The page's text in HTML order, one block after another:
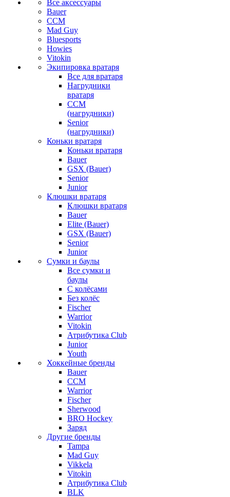
Все аксессуары
Bauer
CCM
Mad Guy
Bluesports
Howies
Vitokin
Экипировка вратаря
Все для вратаря
Нагрудники
вратаря
CCM
(нагрудники)
Senior
(нагрудники)
Коньки вратаря
Коньки вратаря
Bauer
GSX (Bauer)
Senior
Junior
Клюшки вратаря
Клюшки вратаря
Bauer
Elite (Bauer)
GSX (Bauer)
Senior
Junior
Сумки и баулы
Все сумки и
баулы
С колёсами
Без колёс
Fischer
Warrior
Vitokin
Атрибутика Club
Junior
Youth
Хоккейные бренды
Bauer
CCM
Warrior
Fischer
Sherwood
BRO Hockey
Заряд
Другие бренды
Tampa
Mad Guy
Vikkela
Vitokin
Атрибутика Club
BLK